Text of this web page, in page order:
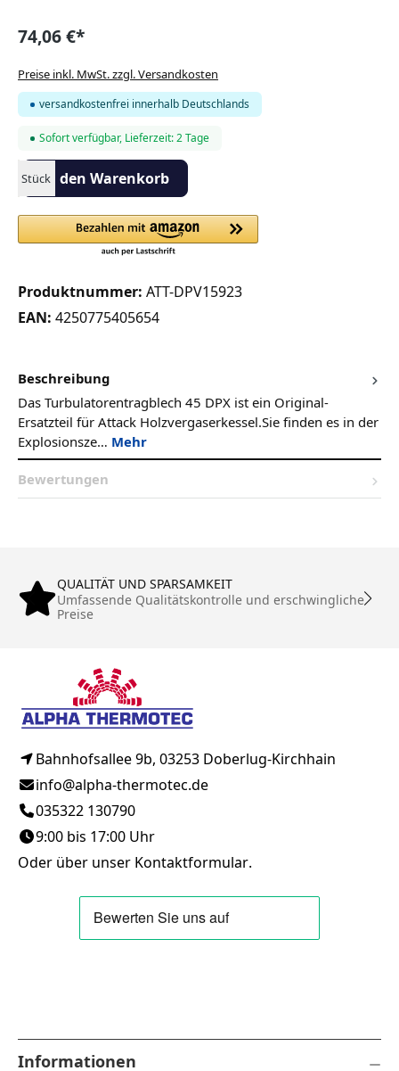
74,06 €*
Preise inkl. MwSt. zzgl. Versandkosten
versandkostenfrei innerhalb Deutschlands
Sofort verfügbar, Lieferzeit: 2 Tage
Produkt Anzahl: Gib den gewünschten Wert ein oder benutze
StückIn den Warenkorb
Produktnummer: ATT-DPV15923
EAN: 4250775405654
Beschreibung
Das Turbulatorentragblech 45 DPX ist ein Original-
Ersatzteil für Attack Holzvergaserkessel.Sie finden es in der
Explosionsze… Mehr
Bewertungen
QUALITÄT UND SPARSAMKEIT
Umfassende Qualitätskontrolle und erschwingliche
Preise
Bahnhofsallee 9b, 03253 Doberlug-Kirchhain
info@alpha-thermotec.de
035322 130790
9:00 bis 17:00 Uhr
Oder über unser Kontaktformular.
Informationen